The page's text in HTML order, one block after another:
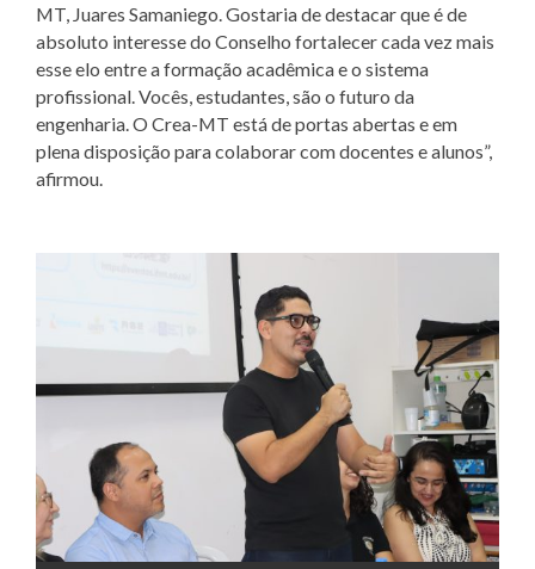
MT, Juares Samaniego. Gostaria de destacar que é de
absoluto interesse do Conselho fortalecer cada vez mais
esse elo entre a formação acadêmica e o sistema
profissional. Vocês, estudantes, são o futuro da
engenharia. O Crea-MT está de portas abertas e em
plena disposição para colaborar com docentes e alunos”,
afirmou.